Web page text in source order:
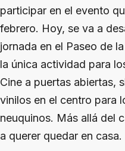
participar en el evento
febrero. Hoy, se va a
jornada en el Paseo de
la única actividad para
Cine a puertas abiertas,
vinilos en el centro para
neuquinos. Más allá del
a querer quedar en casa.